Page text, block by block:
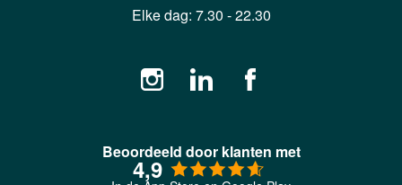
Elke dag: 7.30 - 22.30
Beoordeeld door klanten met
4,9